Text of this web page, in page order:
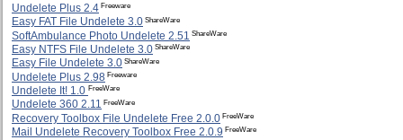
Undelete Plus 2.4 Freeware
Easy FAT File Undelete 3.0 ShareWare
SoftAmbulance Photo Undelete 2.51 ShareWare
Easy NTFS File Undelete 3.0 ShareWare
Easy File Undelete 3.0 ShareWare
Undelete Plus 2.98 Freeware
Undelete It! 1.0 FreeWare
Undelete 360 2.11 FreeWare
Recovery Toolbox File Undelete Free 2.0.0 FreeWare
Mail Undelete Recovery Toolbox Free 2.0.9 FreeWare